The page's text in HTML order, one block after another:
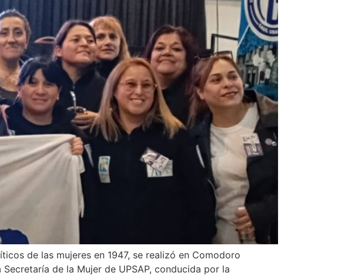
de las mujeres en 1947, se realizó en Comodoro
de la Mujer de UPSAP, conducida por la